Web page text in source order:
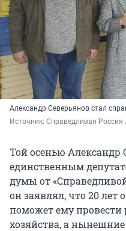
Александр Северьянов стал
Источник: Справедливая Россия
Той осенью Александр
единственным
думы от
он заявлял, что 20
поможет ему провести
хозяйства, а